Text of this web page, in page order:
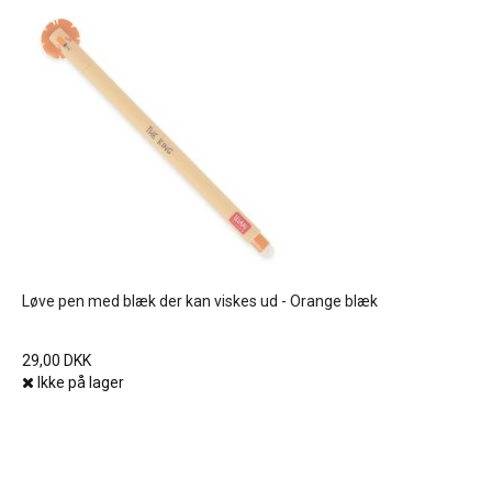
Løve pen med blæk der kan viskes ud - Orange blæk
29,00 DKK
Ikke på lager